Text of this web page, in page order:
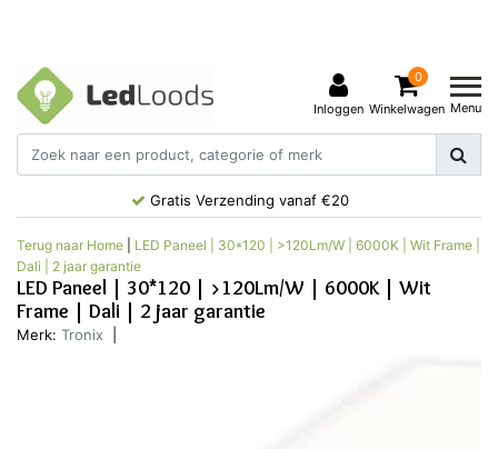
Inloggen
0
Winkelwagen Menu
Gratis Verzending vanaf €20
Terug naar Home
LED Paneel | 30*120 | >120Lm/W | 6000K | Wit Frame |
Dali | 2 jaar garantie
LED Paneel | 30*120 | >120Lm/W | 6000K | Wit
Frame | Dali | 2 jaar garantie
Merk: Tronix